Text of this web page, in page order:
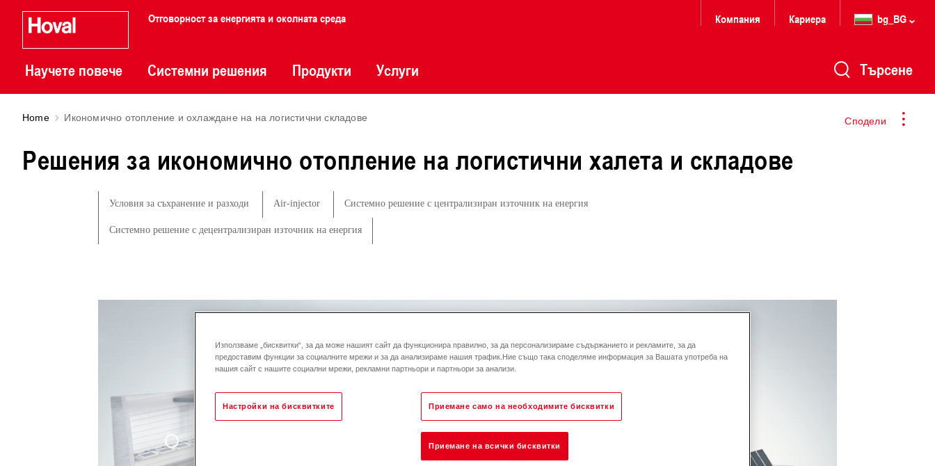
Отговорност за енергията и околната среда
Научете повече Системни решения Продукти Услуги
Компания Кариера bg_BG
Търсене
Сподели
Home Икономично отопление и охлаждане на на логистични складове
Решения за икономично отопление на логистични халета и складове
Условия за съхранение и разходи Air-injector Системно решение с централизиран източник на енергия
Системно решение с децентрализиран източник на енергия
Използваме „бисквитки“, за да може нашият сайт да функционира правилно, за да персонализираме съдържанието и рекламите, за да
предоставим функции за социалните мрежи и за да анализираме нашия трафик.Ние също така споделяме информация за Вашата употреба на
нашия сайт с нашите социални мрежи, рекламни партньори и партньори за анализи.
Настройки на бисквитките Приемане само на необходимите бисквитки
Приемане на всички бисквитки